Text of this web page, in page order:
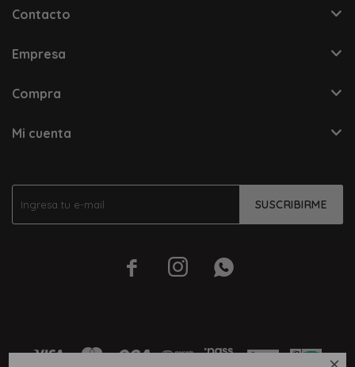
SUSCRIBIRME
  
Contacto
Empresa
Compra
Mi cuenta